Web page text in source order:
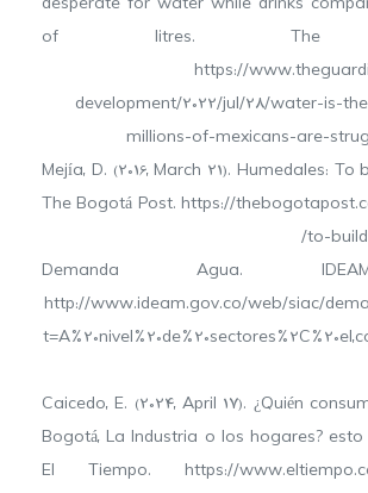
desperate for water while drinks
of litres. The
https://
development/2022/jul/28/water-is-
millions-of-mexicans-are-
Mejía, D. (2016, March 21). Humedales:
The Bogotá Post. https://
to-
Demanda Agua.
http://www.ideam.gov.co/web/siac/
Caicedo, E. (2024, April 17). ¿Quién
Bogotá, La Industria o los hogares?
El Tiempo. https://